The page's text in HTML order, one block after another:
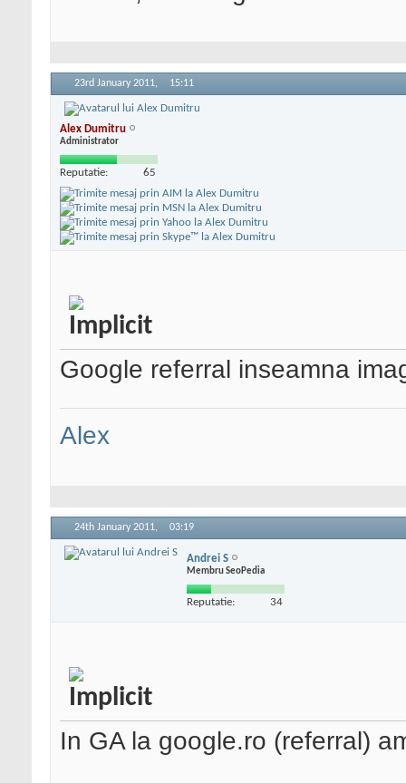
23rd January 2011, 15:11
Alex Dumitru
Administrator
Reputatie: 65
Google referral inseamna
Alex
24th January 2011, 03:19
Andrei S
Membru SeoPedia
Reputatie: 34
In GA la google.ro (referral)